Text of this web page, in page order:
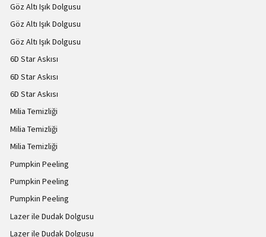
Göz Altı Işık Dolgusu
Göz Altı Işık Dolgusu
Göz Altı Işık Dolgusu
6D Star Askısı
6D Star Askısı
6D Star Askısı
Milia Temizliği
Milia Temizliği
Milia Temizliği
Pumpkin Peeling
Pumpkin Peeling
Pumpkin Peeling
Lazer ile Dudak Dolgusu
Lazer ile Dudak Dolgusu